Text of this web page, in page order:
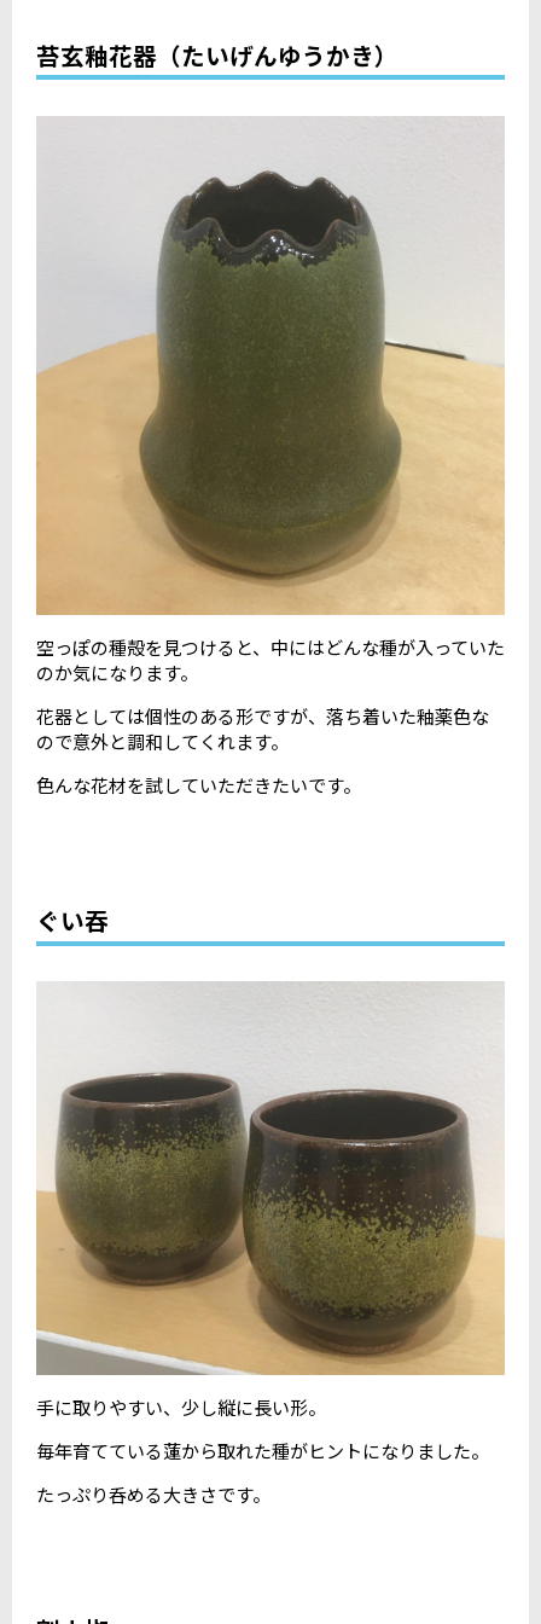
苔玄釉花器（たいげんゆうかき）
空っぽの種殻を見つけると、中にはどんな種が入っていた
のか気になります。
花器としては個性のある形ですが、落ち着いた釉薬色な
ので意外と調和してくれます。
色んな花材を試していただきたいです。
ぐい吞
手に取りやすい、少し縦に長い形。
毎年育てている蓮から取れた種がヒントになりました。
たっぷり呑める大きさです。